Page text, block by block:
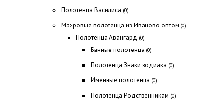
Полотенца Василиса (0)
Махровые полотенца из Иваново оптом (0)
Полотенца Авангард (0)
Банные полотенца (0)
Полотенца Знаки зодиака (0)
Именные полотенца (0)
Полотенца Родственникам (0)